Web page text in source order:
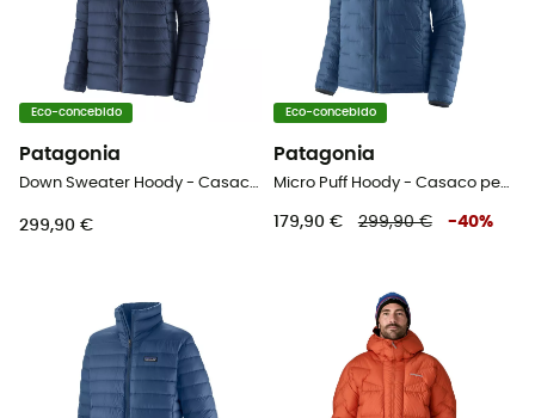
Eco-concebido
Patagonia
Down Sweater Hoody - Casaco penas homem
299,90 €
Eco-concebido
Patagonia
Micro Puff Hoody - Casaco penas homem
179,90 € 299,90 € -40%